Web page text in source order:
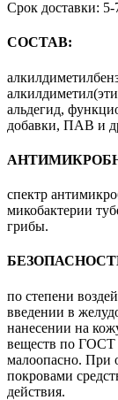
Срок доставки:
СОСТАВ:
альдегид,
добавки, ПАВ и
спектр
микобактерии
грибы.
по степени
введении в
нанесении на
веществ по ГОСТ
малоопасно. При
покровами
действия.